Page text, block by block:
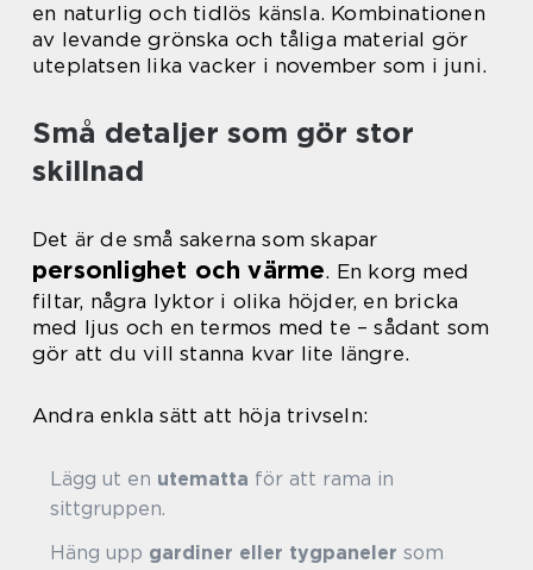
en naturlig och tidlös känsla. Kombinationen
av levande grönska och tåliga material gör
uteplatsen lika vacker i november som i juni.
Små detaljer som gör stor
skillnad
Det är de små sakerna som skapar
personlighet och värme. En korg med
filtar, några lyktor i olika höjder, en bricka
med ljus och en termos med te – sådant som
gör att du vill stanna kvar lite längre.
Andra enkla sätt att höja trivseln:
Lägg ut en utematta för att rama in
sittgruppen.
Häng upp gardiner eller tygpaneler som